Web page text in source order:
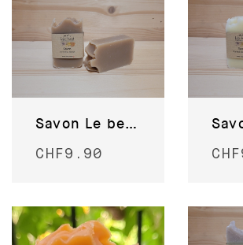
Savon Le beau gosse
CHF 9.90 CHF